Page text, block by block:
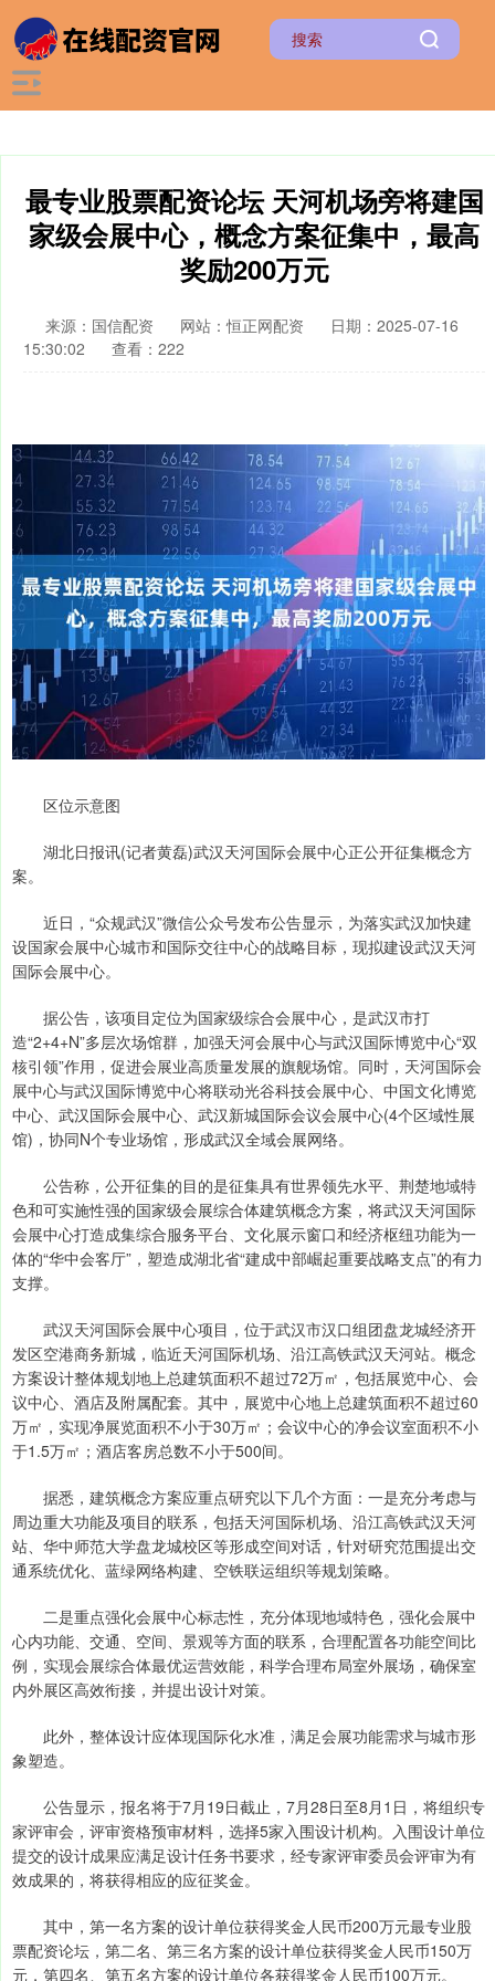
最专业股票配资论坛 天河机场旁将建国
家级会展中心，概念方案征集中，最高
奖励200万元
来源：国信配资 网站：恒正网配资
日期：2025-07-16
15:30:02
查看：222
区位示意图
湖北日报讯(记者黄磊)武汉天河国际会展中心正公开征集概念方
案。
近日，“众规武汉”微信公众号发布公告显示，为落实武汉加快建
设国家会展中心城市和国际交往中心的战略目标，现拟建设武汉天河
国际会展中心。
据公告，该项目定位为国家级综合会展中心，是武汉市打
造“2+4+N”多层次场馆群，加强天河会展中心与武汉国际博览中心“双
核引领”作用，促进会展业高质量发展的旗舰场馆。同时，天河国际会
展中心与武汉国际博览中心将联动光谷科技会展中心、中国文化博览
中心、武汉国际会展中心、武汉新城国际会议会展中心(4个区域性展
馆)，协同N个专业场馆，形成武汉全域会展网络。
公告称，公开征集的目的是征集具有世界领先水平、荆楚地域特
色和可实施性强的国家级会展综合体建筑概念方案，将武汉天河国际
会展中心打造成集综合服务平台、文化展示窗口和经济枢纽功能为一
体的“华中会客厅”，塑造成湖北省“建成中部崛起重要战略支点”的有力
支撑。
武汉天河国际会展中心项目，位于武汉市汉口组团盘龙城经济开
发区空港商务新城，临近天河国际机场、沿江高铁武汉天河站。概念
方案设计整体规划地上总建筑面积不超过72万㎡，包括展览中心、会
议中心、酒店及附属配套。其中，展览中心地上总建筑面积不超过60
万㎡，实现净展览面积不小于30万㎡；会议中心的净会议室面积不小
于1.5万㎡；酒店客房总数不小于500间。
据悉，建筑概念方案应重点研究以下几个方面：一是充分考虑与
周边重大功能及项目的联系，包括天河国际机场、沿江高铁武汉天河
站、华中师范大学盘龙城校区等形成空间对话，针对研究范围提出交
通系统优化、蓝绿网络构建、空铁联运组织等规划策略。
二是重点强化会展中心标志性，充分体现地域特色，强化会展中
心内功能、交通、空间、景观等方面的联系，合理配置各功能空间比
例，实现会展综合体最优运营效能，科学合理布局室外展场，确保室
内外展区高效衔接，并提出设计对策。
此外，整体设计应体现国际化水准，满足会展功能需求与城市形
象塑造。
公告显示，报名将于7月19日截止，7月28日至8月1日，将组织专
家评审会，评审资格预审材料，选择5家入围设计机构。入围设计单位
提交的设计成果应满足设计任务书要求，经专家评审委员会评审为有
效成果的，将获得相应的应征奖金。
其中，第一名方案的设计单位获得奖金人民币200万元最专业股
票配资论坛，第二名、第三名方案的设计单位获得奖金人民币150万
元，第四名、第五名方案的设计单位各获得奖金人民币100万元。